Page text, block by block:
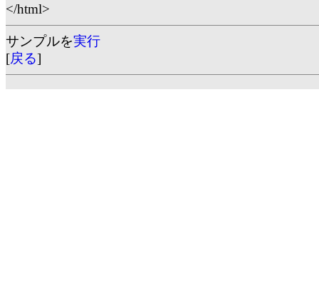
</html>
サンプルを実行
[戻る]